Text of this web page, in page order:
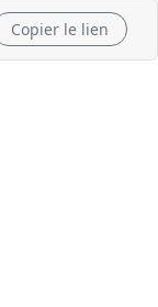
Copier le lien